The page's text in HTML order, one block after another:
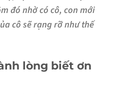
đó nhờ có cô, con mới
cô sẽ rạng rỡ như thế
lòng biết ơn